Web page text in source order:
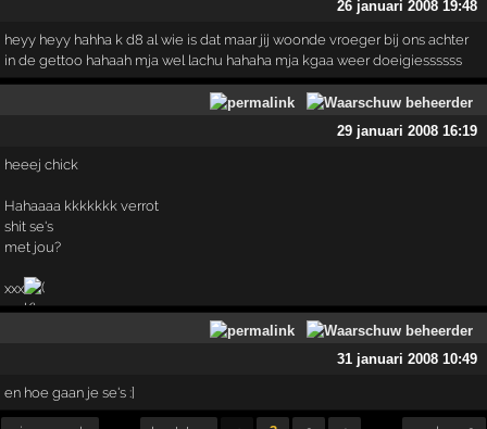
26 januari 2008 19:48
heyy heyy hahha k d8 al wie is dat maar jij woonde vroeger bij ons achter
in de gettoo hahaah mja wel lachu hahaha mja kgaa weer doeigiessssss
29 januari 2008 16:19
heeej chick
Hahaaaa kkkkkkk verrot
shit se's
met jou?
xxx
31 januari 2008 10:49
en hoe gaan je se's :]